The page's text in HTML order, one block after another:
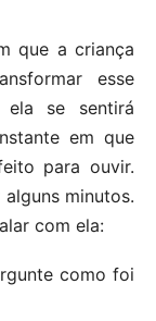
que a criança
esse
ela se sentirá
em que
para ouvir.
minutos.
com ela:
como foi